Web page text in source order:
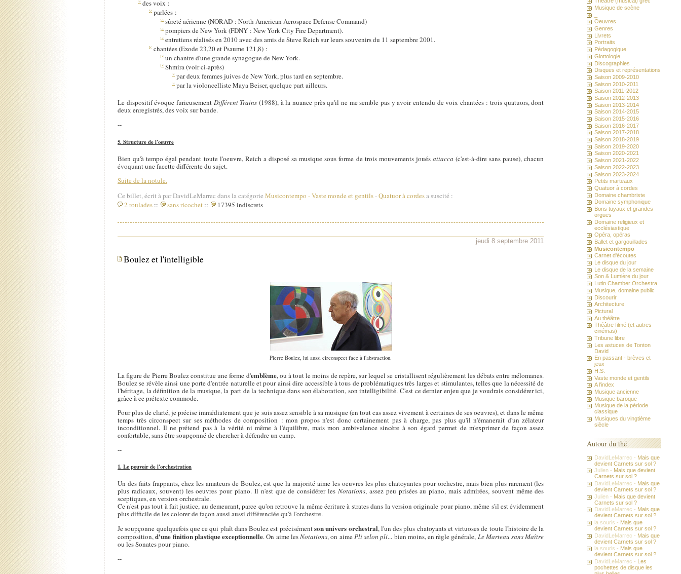
des voix :
parlées :
sûreté aérienne (NORAD : North American Aerospace Defense Command)
pompiers de New York (FDNY : New York City Fire Department).
entretiens réalisés en 2010 avec des amis de Steve Reich sur leurs souvenirs du 11 septembre 2001.
chantées (Exode 23,20 et Psaume 121,8) :
un chantre d'une grande synagogue de New York.
Shmira (voir ci-après)
par deux femmes juives de New York, plus tard en septembre.
par la violoncelliste Maya Beiser, quelque part ailleurs.
Le dispositif évoque furieusement Différent Trains (1988), à la nuance près qu'il ne me semble pas y avoir entendu de voix chantées : trois quatuors, dont
deux enregistrés, des voix sur bande.
--
5. Structure de l'oeuvre
Bien qu'à tempo égal pendant toute l'oeuvre, Reich a disposé sa musique sous forme de trois mouvements jouésattacca (c'est-à-dire sans pause), chacun
évoquant une facette différente du sujet.
Suite de la notule.
Ce billet, écrit à par DavidLeMarrec dans la catégorieMusicontempo -Vaste monde et gentils-Quatuor à cordesa suscité :
2 roulades :: sans ricochet :: 17395 indiscrets
jeudi 8 septembre 2011
Boulez et l'intelligible
Pierre Boulez, lui aussi circonspect face à l'abstraction.
La figure de Pierre Boulez constitue une forme d'emblème, ou à tout le moins de repère, sur lequel se cristallisent régulièrement les débats entre mélomanes.
Boulez se révèle ainsi une porte d'entrée naturelle et pour ainsi dire accessible à tous de problématiques très larges et stimulantes, telles que la nécessité de
l'héritage, la définition de la musique, la part de la technique dans son élaboration, son intelligibilité. C'est ce dernier enjeu que je voudrais considérer ici,
grâce à ce prétexte commode.
Pour plus de clarté, je précise immédiatement que je suis assez sensible à sa musique (en tout cas assez vivement à certaines de ses oeuvres), et dans le même
temps très circonspect sur ses méthodes de composition : mon propos n'est donc certainement pas à charge, pas plus qu'il n'émanerait d'un zélateur
inconditionnel. Il ne prétend pas à la vérité ni même à l'équilibre, mais mon ambivalence sincère à son égard permet de m'exprimer de façon assez
confortable, sans être soupçonné de chercher à défendre un camp.
--
1. Le pouvoir de l'orchestration
Un des faits frappants, chez les amateurs de Boulez, est que la majorité aime les oeuvres les plus chatoyantes pour orchestre, mais bien plus rarement (les
plus radicaux, souvent) les oeuvres pour piano. Il n'est que de considérer lesNotations, assez peu prisées au piano, mais admirées, souvent même des
sceptiques, en version orchestrale.
Ce n'est pas tout à fait justice, au demeurant, parce qu'on retrouve la même écriture à strates dans la version originale pour piano, même s'il est évidemment
plus difficile de les colorer de façon aussi aussi différenciée qu'à l'orchestre.
Je soupçonne quelquefois que ce qui plaît dans Boulez est précisémentson univers orchestral, l'un des plus chatoyants et virtuoses de toute l'histoire de la
composition,d'une finition plastique exceptionnelle. On aime lesNotations, on aimePli selon pli... bien moins, en règle générale, Le Marteau sans Maître
ou les Sonates pour piano.
--
Musique de scène
Oeuvres
Genres
Livrets
Portraits
Pédagogique
Glottologie
Discographies
Disques et représentations
Saison 2009-2010
Saison 2010-2011
Saison 2011-2012
Saison 2012-2013
Saison 2013-2014
Saison 2014-2015
Saison 2015-2016
Saison 2016-2017
Saison 2017-2018
Saison 2018-2019
Saison 2019-2020
Saison 2020-2021
Saison 2021-2022
Saison 2022-2023
Saison 2023-2024
Petits marteaux
Quatuor à cordes
Domaine chambriste
Domaine symphonique
Bons tuyaux et grandes
orgues
Domaine religieux et
ecclésiastique
Opéra, opéras
Ballet et gargouillades
Musicontempo
Carnet d'écoutes
Le disque du jour
Le disque de la semaine
Son & Lumière du jour
Lutin Chamber Orchestra
Musique, domaine public
Discourir
Architecture
Pictural
Au théâtre
Théâtre filmé (et autres
cinémas)
Tribune libre
Les astuces de Tonton
David
En passant - brèves et
jeux
H.S.
Vaste monde et gentils
A l'index
Musique ancienne
Musique baroque
Musique de la période
classique
Musiques du vingtième
siècle
Autour du thé
DavidLeMarrec - Mais que
devient Carnets sur sol ?
Julien - Mais que devient
Carnets sur sol ?
DavidLeMarrec - Mais que
devient Carnets sur sol ?
Julien - Mais que devient
Carnets sur sol ?
DavidLeMarrec - Mais que
devient Carnets sur sol ?
la souris - Mais que
devient Carnets sur sol ?
DavidLeMarrec - Mais que
devient Carnets sur sol ?
la souris - Mais que
devient Carnets sur sol ?
DavidLeMarrec - Les
pochettes de disque les